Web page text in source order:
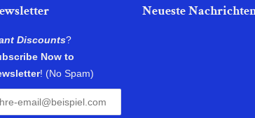
Discounts?
Now to
! (No Spam)
Neueste